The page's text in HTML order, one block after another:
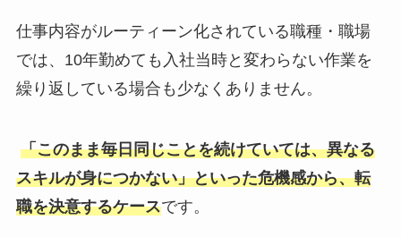
仕事内容がルーティーン化されている職種・職場
では、10年勤めても入社当時と変わらない作業を
繰り返している場合も少なくありません。
「このまま毎日同じことを続けていては、異なる
スキルが身につかない」といった危機感から、転
職を決意するケースです。